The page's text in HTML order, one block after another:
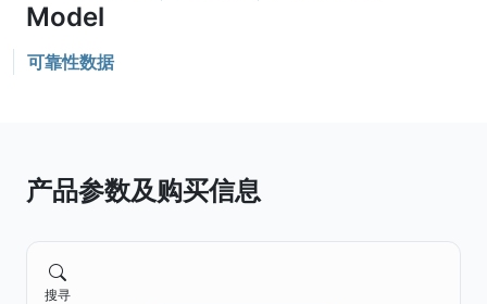
可靠性数据
产品参数及购买信息
搜寻